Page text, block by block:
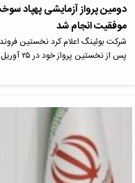
موفقیت انجام شد
پس از نخستین پرواز خود در ۲۵ آوریل ۲۰۲۶ از…